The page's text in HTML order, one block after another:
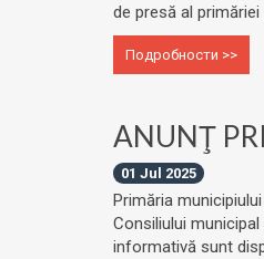
de presă al primăriei
Подробности >>
ANUNŢ
01 Jul 2025
Primăria
Consiliului
informativă sunt